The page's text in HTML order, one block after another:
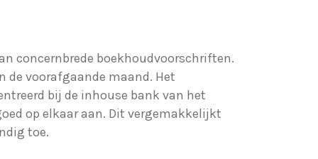
concernbrede boekhoudvoorschriften.
de voorafgaande maand. Het
bij de inhouse bank van het
op elkaar aan. Dit vergemakkelijkt
toe.